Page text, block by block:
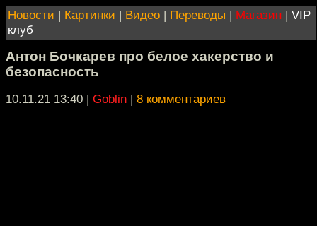
Новости | Картинки | Видео | Переводы | Магазин | VIP
клуб
Антон Бочкарев про белое хакерство и
безопасность
10.11.21 13:40 | Goblin | 8 комментариев